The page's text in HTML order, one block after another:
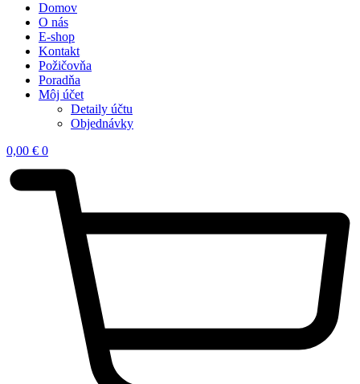
Domov
O nás
E-shop
Kontakt
Požičovňa
Poradňa
Môj účet
Detaily účtu
Objednávky
0,00 € 0